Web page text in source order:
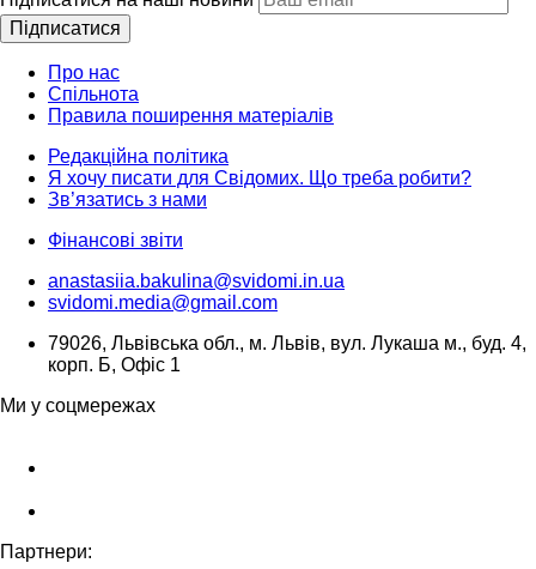
Підписатися
Про нас
Спільнота
Правила поширення матеріалів
Редакційна політика
Я хочу писати для Свідомих. Що треба робити?
Зв’язатись з нами
Фінансові звіти
anastasiia.bakulina@svidomi.in.ua
svidomi.media@gmail.com
79026, Львівська обл., м. Львів, вул. Лукаша м., буд. 4,
корп. Б, Офіс 1
Ми у соцмережах
Партнери: